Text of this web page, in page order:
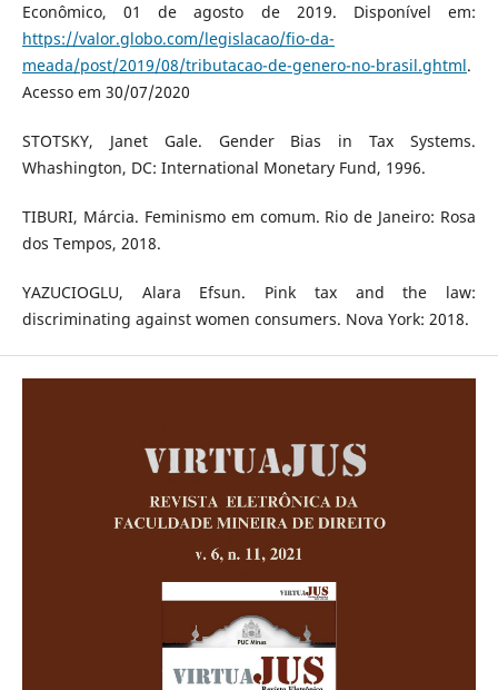
Econômico, 01 de agosto de 2019. Disponível em:
https://valor.globo.com/legislacao/fio-da-
meada/post/2019/08/tributacao-de-genero-no-brasil.ghtml.
Acesso em 30/07/2020
STOTSKY, Janet Gale. Gender Bias in Tax Systems.
Whashington, DC: International Monetary Fund, 1996.
TIBURI, Márcia. Feminismo em comum. Rio de Janeiro: Rosa
dos Tempos, 2018.
YAZUCIOGLU, Alara Efsun. Pink tax and the law:
discriminating against women consumers. Nova York: 2018.